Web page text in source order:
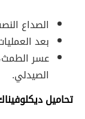
الصداع
بعد
عسر
الصيدلي.
تحاميل